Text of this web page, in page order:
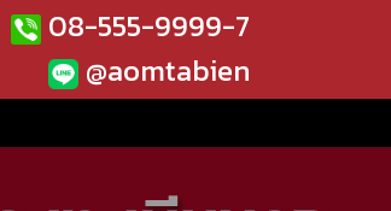
08-555-9999-7
@aomtabien